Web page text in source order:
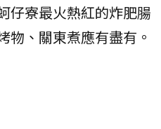
仔寮最火熱紅的炸肥腸
物、關東煮應有盡有。